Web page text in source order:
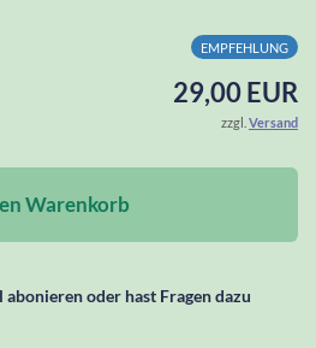
EMPFEHLUNG
29,00 EUR
zzgl. Versand
Warenkorb
oder hast Fragen dazu